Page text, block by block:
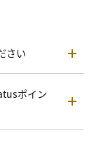
さい
ポイン